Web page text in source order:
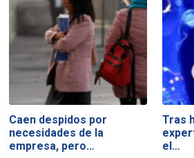
Caen despidos por
necesidades de la
empresa, pero…
Tras
el…